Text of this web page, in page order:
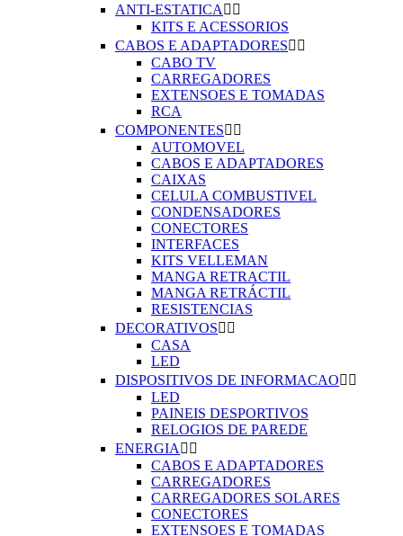
ANTI-ESTATICA  
KITS E ACESSORIOS
CABOS E ADAPTADORES 
CABO TV
CARREGADORES
EXTENSOES E TOMADAS
RCA
COMPONENTES 
AUTOMOVEL
CABOS E ADAPTADORES
CAIXAS
CELULA COMBUSTIVEL
CONDENSADORES
CONECTORES
INTERFACES
KITS VELLEMAN
MANGA RETRACTIL
MANGA RETRÁCTIL
RESISTENCIAS
DECORATIVOS 
CASA
LED
DISPOSITIVOS DE INFORMACAO 
LED
PAINEIS DESPORTIVOS
RELOGIOS DE PAREDE
ENERGIA  
CABOS E ADAPTADORES
CARREGADORES
CARREGADORES SOLARES
CONECTORES
EXTENSOES E TOMADAS